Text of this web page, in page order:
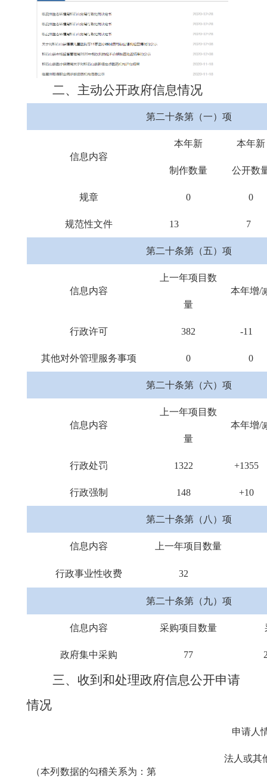
二、主动公开政府信息情况
第二十条第（一）项
信息内容
本年新
制作数量
本年新
公开数
规章 0 0
规范性文件 13 7
第二十条第（五）项
信息内容
上一年项目数
量
本年增/
行政许可 382 -11
其他对外管理服务事项 0 0
第二十条第（六）项
信息内容
上一年项目数
量
本年增/
行政处罚 1322
行政强制 148 +10
第二十条第（八）项
信息内容 上一年项目数量
行政事业性收费 32
第二十条第（九）项
信息内容 采购项目数量
政府集中采购 77
三、收到和处理政府信息公开申请
情况
（本列数据的勾稽关系为：第
申请人
法人或其